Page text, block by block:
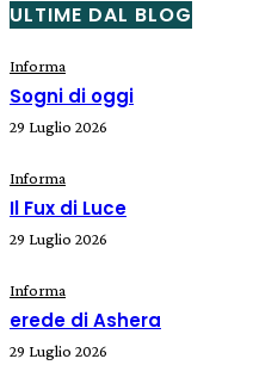
ULTIME DAL BLOG
Informa
Sogni di oggi
29 Luglio 2026
Informa
Il Fux di Luce
29 Luglio 2026
Informa
erede di Ashera
29 Luglio 2026